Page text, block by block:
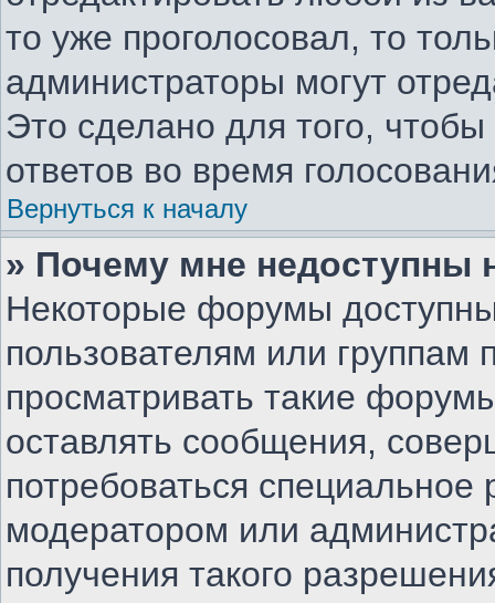
то уже проголосовал, то
администраторы могут
Это сделано для того,
ответов во время
Вернуться к началу
» Почему мне
Некоторые форумы
пользователям или группам
просматривать такие
оставлять сообщения,
потребоваться
модератором или
получения такого